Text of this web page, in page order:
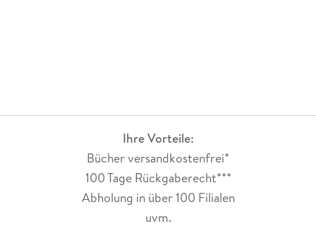
Ihre Vorteile:
Bücher versandkostenfrei*
100 Tage Rückgaberecht***
Abholung in über 100 Filialen
uvm.